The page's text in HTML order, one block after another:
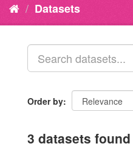
Datasets
Order by
3 datasets found